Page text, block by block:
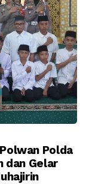
Polda
dan Gelar